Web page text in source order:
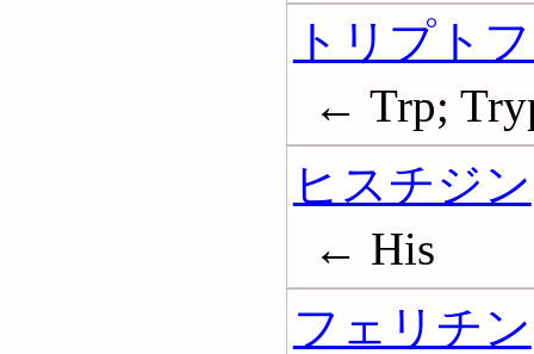
トリプト
← Trp;
ヒスチジン
← His
フェリチン